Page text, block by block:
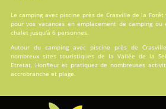
Le camping avec piscine près de Crasville de la
pour vos vacances enemplacement de camping ou
chalet jusqu'à 6 personnes.
Autour du camping avec piscine près de
nombreux sites touristiques de la Vallée de la
Etretat, Honfleur et pratiquez de nombreuses
accrobranche et plage.